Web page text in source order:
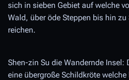
sich in sieben Gebiet auf welche
Wald, über öde Steppen bis hin zu
reichen.
Shen-zin Su die Wandernde Insel:
eine übergroße Schildkröte